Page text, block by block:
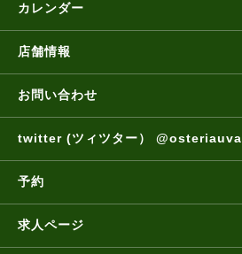
カレンダー
店舗情報
お問い合わせ
twitter (ツィツター） @osteriauva
予約
求人ページ